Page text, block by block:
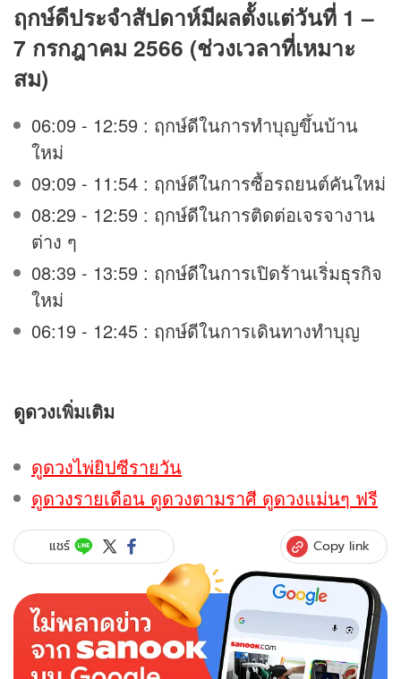
ฤกษ์ดีประจำสัปดาห์มีผลตั้งแต่วันที่ 1 –
7 กรกฎาคม 2566 (ช่วงเวลาที่เหมาะ
สม)
06:09 - 12:59 : ฤกษ์ดีในการทำบุญขึ้นบ้าน
ใหม่
09:09 - 11:54 : ฤกษ์ดีในการซื้อรถยนต์คันใหม่
08:29 - 12:59 : ฤกษ์ดีในการติดต่อเจรจางาน
ต่าง ๆ
08:39 - 13:59 : ฤกษ์ดีในการเปิดร้านเริ่มธุรกิจ
ใหม่
06:19 - 12:45 : ฤกษ์ดีในการเดินทางทำบุญ
ดูดวงเพิ่มเติม
ดูดวงไพ่ยิปซีรายวัน
ดูดวงรายเดือน ดูดวงตามราศี ดูดวงแม่นๆ ฟรี
แชร์ Copy link